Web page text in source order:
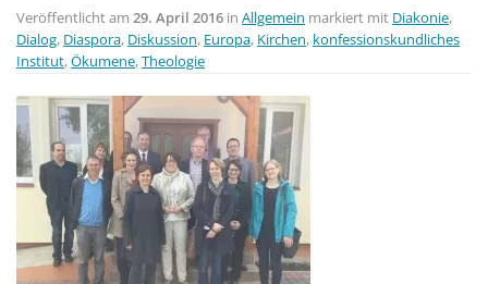
Veröffentlicht am 29. April 2016 in Allgemein markiert mit Diakonie,
Dialog, Diaspora, Diskussion, Europa, Kirchen, konfessionskundliches
Institut,Ökumene,Theologie